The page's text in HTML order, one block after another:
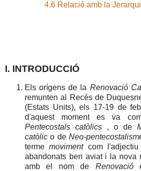
4.6 Relació amb la
I. INTRODUCCIÓ
Els orígens de la Renovació
remunten al Recés de
(Estats Units), els 17-19 de
d'aquest moment es va
Pentecostals catòlics , o de
catòlico deNeo-
termemoviment com
abandonats ben aviat i la nova
amb el nom de Renovació